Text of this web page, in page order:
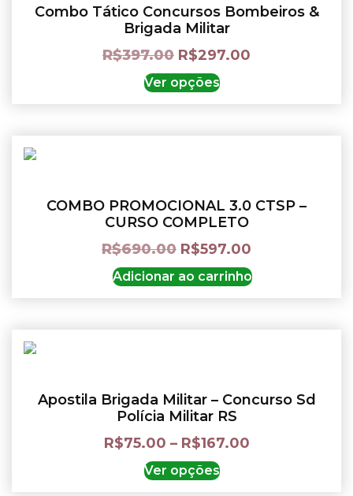
Combo Tático Concursos Bombeiros &
Brigada Militar
R$397.00 R$297.00
Ver opções
COMBO PROMOCIONAL 3.0 CTSP –
CURSO COMPLETO
R$690.00 R$597.00
Adicionar ao carrinho
Apostila Brigada Militar – Concurso Sd
Polícia Militar RS
R$75.00 – R$167.00
Ver opções